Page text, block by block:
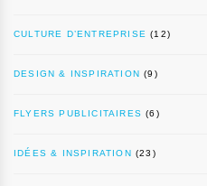
CULTURE D’ENTREPRISE (12)
DESIGN & INSPIRATION (9)
FLYERS PUBLICITAIRES (6)
IDÉES & INSPIRATION (23)